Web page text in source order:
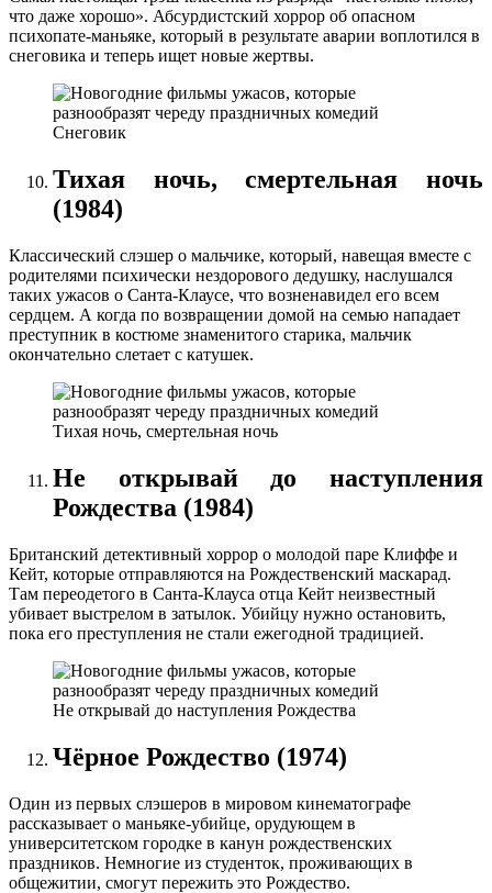
что даже хорошо». Абсурдистский хоррор об опасном
психопате-маньяке, который в результате аварии воплотился в
снеговика и теперь ищет новые жертвы.
Снеговик
Тихая ночь, смертельная ночь
(1984)
Классический слэшер о мальчике, который, навещая вместе с
родителями психически нездорового дедушку, наслушался
таких ужасов о Санта-Клаусе, что возненавидел его всем
сердцем. А когда по возвращении домой на семью нападает
преступник в костюме знаменитого старика, мальчик
окончательно слетает с катушек.
Тихая ночь, смертельная ночь
Не открывай до наступления
Рождества (1984)
Британский детективный хоррор о молодой паре Клиффе и
Кейт, которые отправляются на Рождественский маскарад.
Там переодетого в Санта-Клауса отца Кейт неизвестный
убивает выстрелом в затылок. Убийцу нужно остановить,
пока его преступления не стали ежегодной традицией.
Не открывай до наступления Рождества
Чёрное Рождество (1974)
Один из первых слэшеров в мировом кинематографе
рассказывает о маньяке-убийце, орудующем в
университетском городке в канун рождественских
праздников. Немногие из студенток, проживающих в
общежитии, смогут пережить это Рождество.